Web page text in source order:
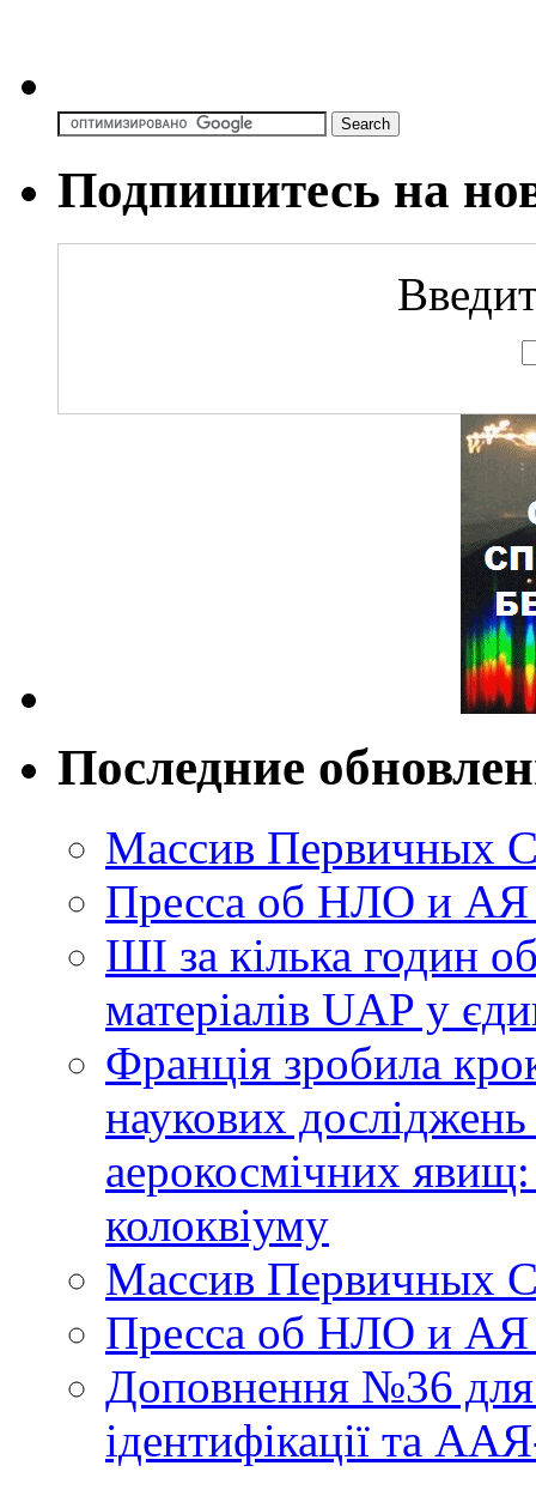
Подпишитесь на
Последние
Массив Первичных
Пресса об НЛО и
ШІ за кілька годин
матеріалів UAP у
Франція зробила
наукових
аерокосмічних
колоквіуму
Массив Первичных
Пресса об НЛО и
Доповнення №36
ідентифікації та